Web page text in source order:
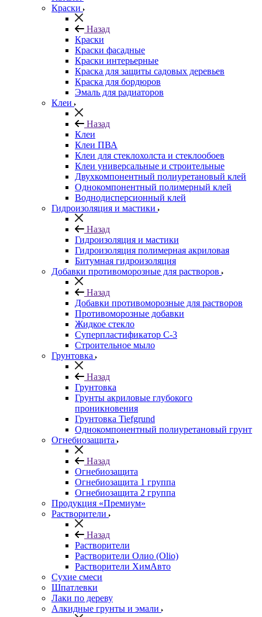
Краски
Назад
Краски
Краски фасадные
Краски интерьерные
Краска для защиты садовых деревьев
⁠Краска для бордюров
Эмаль для радиаторов
Клеи
Назад
Клеи
Клеи ПВА
Клеи для стеклохолста и стеклообоев
Клеи универсальные и строительные
Двухкомпонентный полиуретановый клей
Однокомпонентный полимерный клей
Воднодисперсионный клей
Гидроизоляция и мастики
Назад
Гидроизоляция и мастики
Гидроизоляция полимерная акриловая
Битумная гидроизоляция
Добавки противоморозные для растворов
Назад
Добавки противоморозные для растворов
Противоморозные добавки
Жидкое стекло
Суперпластификатор С-3
Строительное мыло
Грунтовка
Назад
Грунтовка
Грунты акриловые глубокого
проникновения
Грунтовка Tiefgrund
Однокомпонентный полиуретановый грунт
Огнебиозащита
Назад
Огнебиозащита
Огнебиозащита 1 группа
Огнебиозащита 2 группа
Продукция «Премиум»
Растворители
Назад
Растворители
Растворители Олио (Olio)
Растворители ХимАвто
Сухие смеси
Шпатлевки
Лаки по дереву
Алкидные грунты и эмали